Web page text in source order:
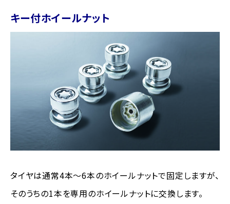
キー付ホイールナット
タイヤは通常4本～6本のホイールナットで固定しますが、
そのうちの1本を専用のホイールナットに交換します。